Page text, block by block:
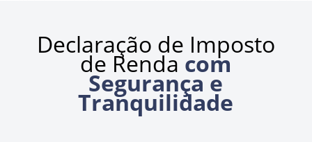
Declaração de Imposto
de Renda com
Segurança e
Tranquilidade